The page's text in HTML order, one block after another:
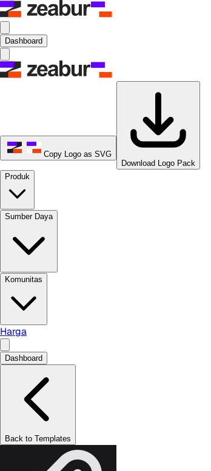
Dashboard
Copy Logo as SVG
Download Logo Pack
Produk
Sumber Daya
Komunitas
Harga
Dashboard
Back to Templates